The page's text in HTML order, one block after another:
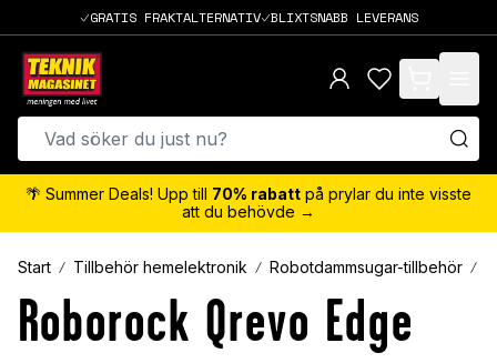
GRATIS FRAKTALTERNATIV BLIXTSNABB LEVERANS
items in cart,
🌴 Summer Deals! Upp till 70% rabatt på prylar du inte visste
att du behövde →
Start Tillbehör hemelektronik Robotdammsugar-tillbehör
Roborock Qrevo Edge